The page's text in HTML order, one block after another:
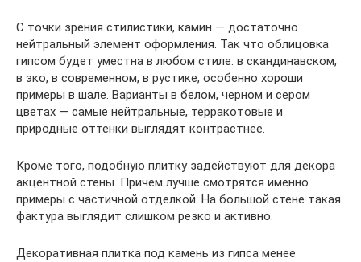
С точки зрения стилистики, камин — достаточно
нейтральный элемент оформления. Так что облицовка
гипсом будет уместна в любом стиле: в скандинавском,
в эко, в современном, в рустике, особенно хороши
примеры в шале. Варианты в белом, черном и сером
цветах — самые нейтральные, терракотовые и
природные оттенки выглядят контрастнее.
Кроме того, подобную плитку задействуют для декора
акцентной стены. Причем лучше смотрятся именно
примеры с частичной отделкой. На большой стене такая
фактура выглядит слишком резко и активно.
Декоративная плитка под камень из гипса менее